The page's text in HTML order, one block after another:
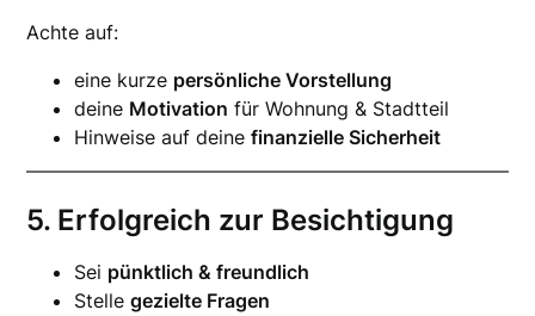
Achte auf:
eine kurze persönliche Vorstellung
deine Motivation für Wohnung & Stadtteil
Hinweise auf deinefinanzielle Sicherheit
5. Erfolgreich zur Besichtigung
Sei pünktlich & freundlich
Stellegezielte Fragen